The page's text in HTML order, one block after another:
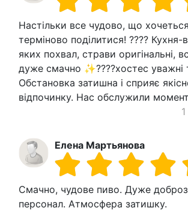
Настільки все чудово, що
терміново поділитися! ????
яких похвал, страви оригінальні,
дуже смачно ✨????хостес уважні
Обстановка затишна і сприяє
відпочинку. Нас обслужили
Елена Мартьянова
Смачно, чудове пиво. Дуже
персонал. Атмосфера затишку.